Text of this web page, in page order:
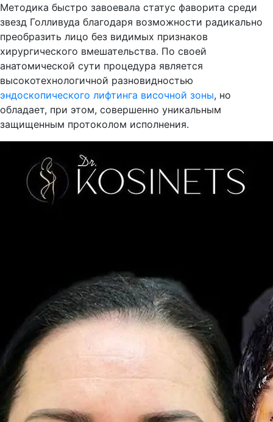
Методика быстро завоевала статус фаворита среди
звезд Голливуда благодаря возможности радикально
преобразить лицо без видимых признаков
хирургического вмешательства. По своей
анатомической сути процедура является
высокотехнологичной разновидностью
эндоскопического лифтинга височной зоны, но
обладает, при этом, совершенно уникальным
защищенным протоколом исполнения.